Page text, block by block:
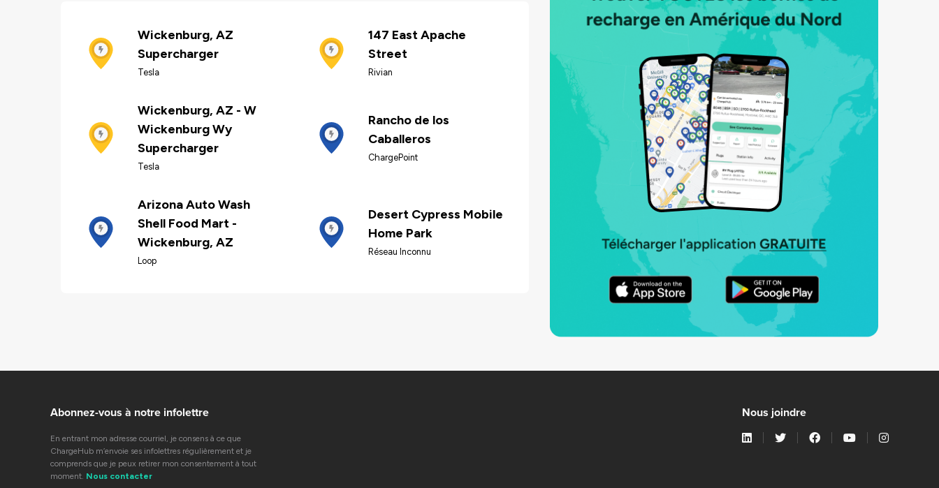
Wickenburg, AZ
Supercharger
Tesla
147 East Apache
Street
Rivian
Wickenburg, AZ - W
Wickenburg Wy
Supercharger
Tesla
Rancho de los
Caballeros
ChargePoint
Arizona Auto Wash
Shell Food Mart -
Wickenburg, AZ
Loop
Desert Cypress Mobile
Home Park
Réseau Inconnu
Abonnez-vous à notre infolettre
En entrant mon adresse courriel, je consens à ce que
ChargeHub m’envoie ses infolettres régulièrement et je
comprends que je peux retirer mon consentement à tout
moment. Nous contacter
Nous joindre